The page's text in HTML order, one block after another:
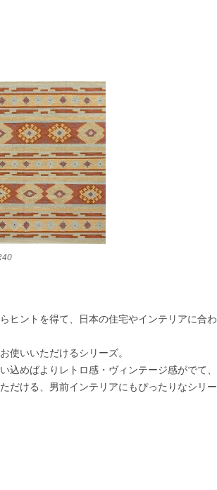
ヒントを得て、日本の住宅やインテリアに合わ
使いいただけるシリーズ。
込めばよりレトロ感・ヴィンテージ感がでて、
だける、男前インテリアにもぴったりなシリー